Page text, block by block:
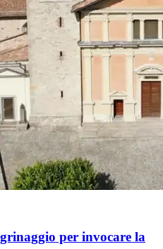
per invocare la